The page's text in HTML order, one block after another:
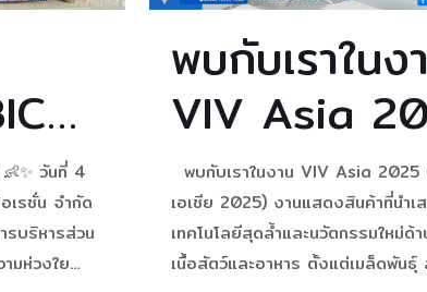
วันที่ 4
รชั่น จำกัด
รบริหารส่วน
มห่วงใย
พบกับเราในง
VIV Asia
(วิฟ เอเชีย
2025)
พบกับเราในงาน VIV Asia 2025
เอเชีย 2025) งานแสดงสินค้าที่นำเ
เทคโนโลยีสุดล้ำและนวัตกรรมใหม่ด้
เนื้อสัตว์และอาหาร ตั้งแต่เมล็ดพันธุ์